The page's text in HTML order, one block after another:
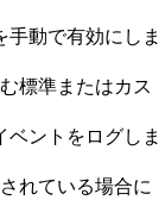
手動で有効にしま
標準またはカス
ベントをログしま
れている場合に